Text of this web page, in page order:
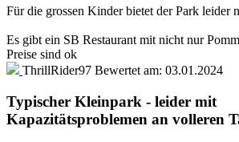
Für die grossen Kinder bietet der Park leider
Es gibt ein SB Restaurant mit nicht nur
Preise sind ok
ThrillRider97 Bewertet am: 03.01.2024
Typischer Kleinpark - leider mit
Kapazitätsproblemen an volleren